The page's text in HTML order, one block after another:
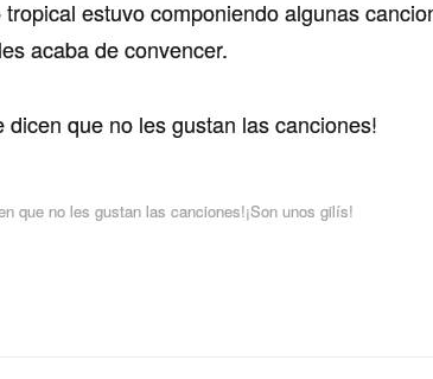
estuvo componiendo algunas
acaba de convencer.
que no les gustan las canciones!¡Son unos gilí­s!